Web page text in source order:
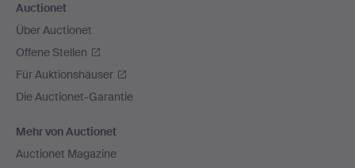
Auctionet
Über Auctionet
Offene Stellen
Für Auktionshäuser
Die Auctionet-Garantie
Mehr von Auctionet
Auctionet Magazine